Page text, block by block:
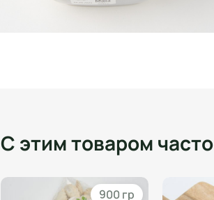
С этим товаром
900 гр